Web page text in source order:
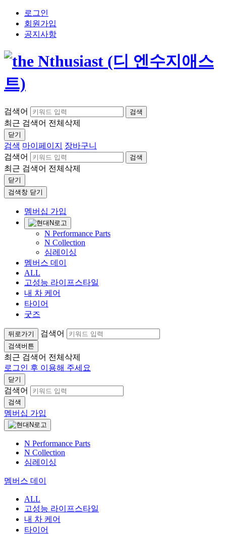
로그인
회원가입
공지사항
검색어 검색
최근 검색어 전체삭제
닫기
검색 마이페이지
장바구니
검색어
검색
최근 검색어 전체삭제
닫기
검색창 닫기
멤버십 가입
N Performance Parts
N Collection
심레이싱
멤버스 데이
ALL
고성능 라이프스타일
내 차 케어
타이어
굿즈
뒤로가기 검색어
검색버튼
최근 검색어 전체삭제
로그인 후 이용해 주세요
닫기
검색어
검색
멤버십 가입
N Performance Parts
N Collection
심레이싱
멤버스 데이
ALL
고성능 라이프스타일
내 차 케어
타이어